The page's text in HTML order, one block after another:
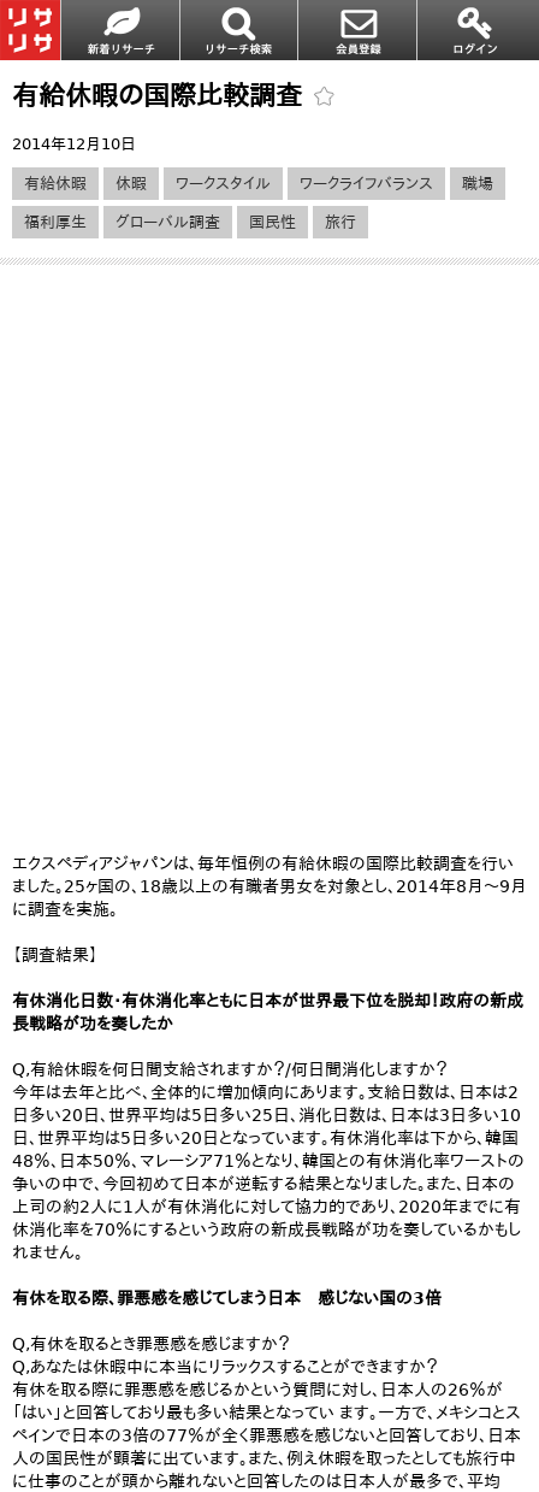
有給休暇の国際比較調査
2014年12月10日
有給休暇 休暇 ワークスタイル ワークライフバランス 職場
福利厚生 グローバル調査 国民性 旅行
エクスペディアジャパンは、毎年恒例の有給休暇の国際比較調査を行い
ました。25ヶ国の、18歳以上の有職者男女を対象とし、2014年8月～9月
に調査を実施。
【調査結果】
有休消化日数・有休消化率ともに日本が世界最下位を脱却！政府の新成
長戦略が功を奏したか
Q,有給休暇を何日間支給されますか？/何日間消化しますか？
今年は去年と比べ、全体的に増加傾向にあります。支給日数は、日本は2
日多い20日、世界平均は5日多い25日、消化日数は、日本は3日多い10
日、世界平均は5日多い20日となっています。有休消化率は下から、韓国
48％、日本50％、マレーシア71％となり、韓国との有休消化率ワーストの
争いの中で、今回初めて日本が逆転する結果となりました。また、日本の
上司の約2人に1人が有休消化に対して協力的であり、2020年までに有
休消化率を70％にするという政府の新成長戦略が功を奏しているかもし
れません。
有休を取る際、罪悪感を感じてしまう日本 感じない国の3倍
Q,有休を取るとき罪悪感を感じますか？
Q,あなたは休暇中に本当にリラックスすることができますか？
有休を取る際に罪悪感を感じるかという質問に対し、日本人の26％が
「はい」と回答しており最も多い結果となってい ます。一方で、メキシコとス
ペインで日本の3倍の77％が全く罪悪感を感じないと回答しており、日本
人の国民性が顕著に出ています。また、例え休暇を取ったとしても旅行中
に仕事のことが頭から離れないと回答したのは日本人が最多で、平均